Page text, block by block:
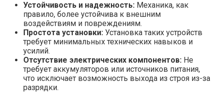
Устойчивость и надежность: Механика, как
правило, более устойчива к внешним
воздействиям и повреждениям.
Простота установки: Установка таких устройств
требует минимальных технических навыков и
усилий.
Отсутствие электрических компонентов: Не
требует аккумуляторов или источников питания,
что исключает возможность выхода из строя из-за
разрядки.